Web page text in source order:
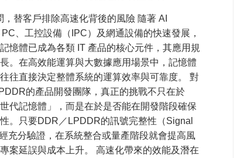
替客戶排除高速化背後的風險 隨著 AI
、工控設備（IPC）及網通設備的快速發展，
憶體已成為各類 IT 產品的核心元件，其應用規
。在高效能運算與大數據應用場景中，記憶體
往直接決定整體系統的運算效率與可靠度。 對
的產品開發團隊，真正的挑戰不只在於
世代記憶體」，而是在於是否能在開發階段確保
。只要DDR／LPDDR的訊號完整性（Signal
充分驗證，在系統整合或量產階段就會提高風
案延誤與成本上升。 高速化帶來的效能及潛在